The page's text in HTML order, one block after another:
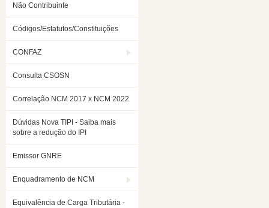
Não Contribuinte
Códigos/Estatutos/Constituições
CONFAZ
Consulta CSOSN
Correlação NCM 2017 x NCM 2022
Dúvidas Nova TIPI - Saiba mais
sobre a redução do IPI
Emissor GNRE
Enquadramento de NCM
Equivalência de Carga Tributária -